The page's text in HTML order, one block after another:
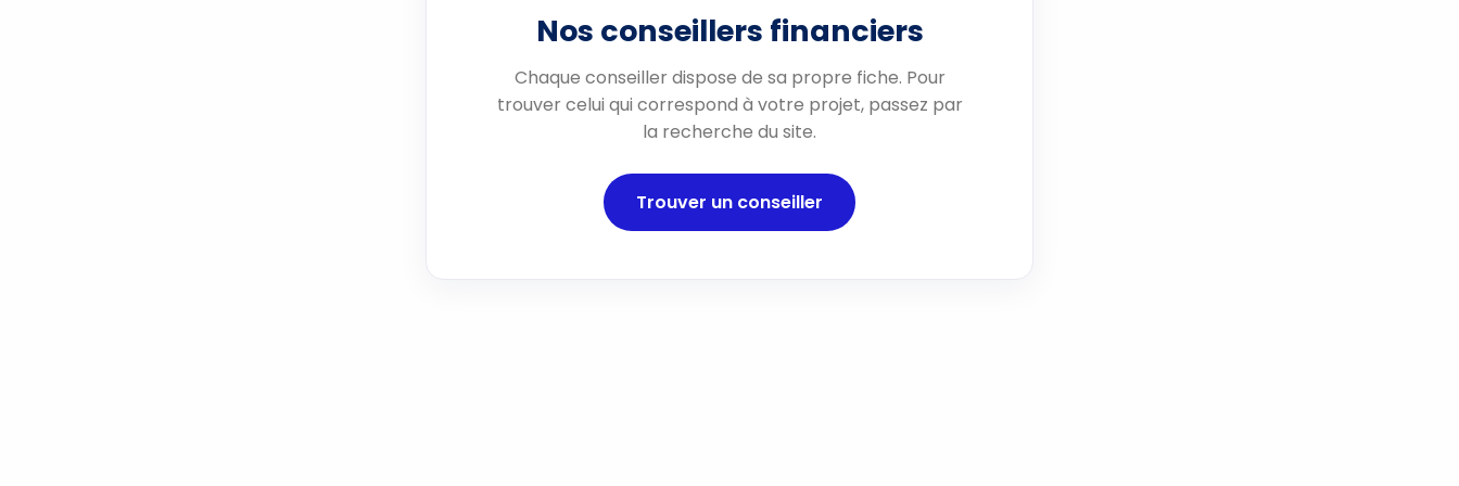
Nos conseillers financiers
Chaque conseiller dispose de sa propre fiche. Pour
trouver celui qui correspond à votre projet, passez par
la recherche du site.
Trouver un conseiller